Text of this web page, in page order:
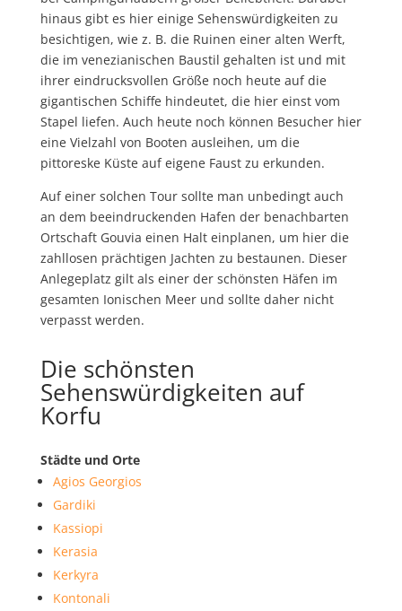
hinaus gibt es hier einige Sehenswürdigkeiten zu
besichtigen, wie z. B. die Ruinen einer alten Werft,
die im venezianischen Baustil gehalten ist und mit
ihrer eindrucksvollen Größe noch heute auf die
gigantischen Schiffe hindeutet, die hier einst vom
Stapel liefen. Auch heute noch können Besucher hier
eine Vielzahl von Booten ausleihen, um die
pittoreske Küste auf eigene Faust zu erkunden.
Auf einer solchen Tour sollte man unbedingt auch
an dem beeindruckenden Hafen der benachbarten
Ortschaft Gouvia einen Halt einplanen, um hier die
zahllosen prächtigen Jachten zu bestaunen. Dieser
Anlegeplatz gilt als einer der schönsten Häfen im
gesamten Ionischen Meer und sollte daher nicht
verpasst werden.
Die schönsten
Sehenswürdigkeiten auf
Korfu
Städte und Orte
Agios Georgios
Gardiki
Kassiopi
Kerasia
Kerkyra
Kontonali